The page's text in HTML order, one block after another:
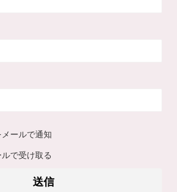
ールで通知
で受け取る